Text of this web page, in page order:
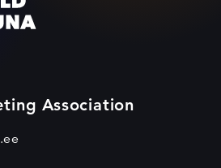
Association